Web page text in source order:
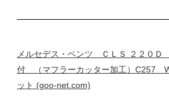
メルセデス・ベンツ ＣＬＳ ２２０Ｄ
付 （マフラーカッター加工）C257
ット (goo-net.com)